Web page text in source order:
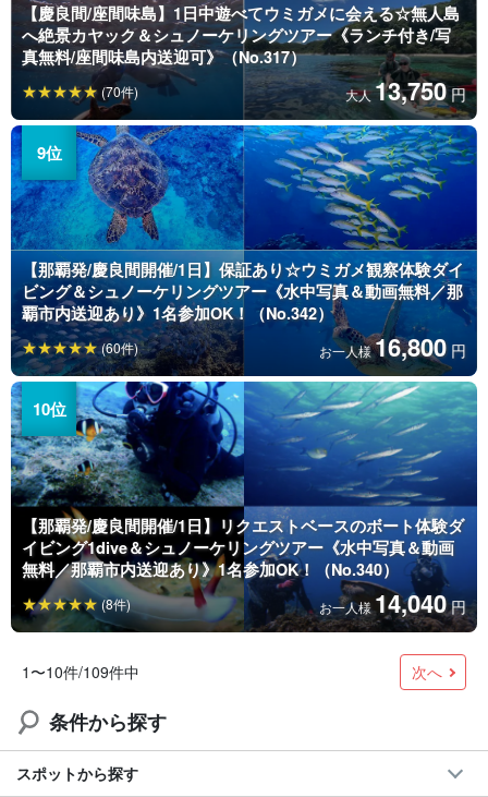
【慶良間/座間味島】1日中遊べてウミガメに会える☆無人島
へ絶景カヤック＆シュノーケリングツアー《ランチ付き/写
真無料/座間味島内送迎可》（No.317）
大人13,750 円
(70件)
【那覇発/慶良間開催/1日】保証あり☆ウミガメ観察体験ダイ
ビング＆シュノーケリングツアー《水中写真＆動画無料／那
覇市内送迎あり》1名参加OK！（No.342）
お一人様16,800 円
(60件)
【那覇発/慶良間開催/1日】リクエストベースのボート体験ダ
イビング1dive＆シュノーケリングツアー《水中写真＆動画
無料／那覇市内送迎あり》1名参加OK！（No.340）
お一人様14,040 円
(8件)
1〜10件/109件中 次へ
条件から探す
スポットから探す